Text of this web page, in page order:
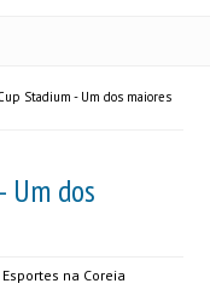
Stadium - Um dos maiores
Um dos
Esportes na Coreia